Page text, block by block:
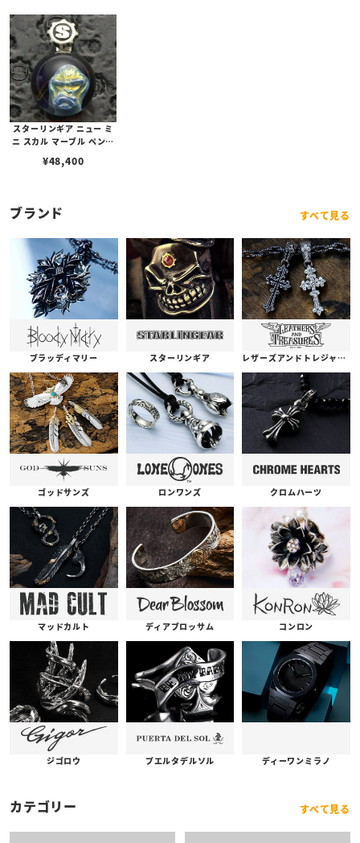
スターリンギア ニュー ミ
ニ スカル マーブル ペンダ
¥48,400
ブランド すべて見る
ブラッディマリー スターリンギア レザーズアンドトレジャーズ
ゴッドサンズ ロンワンズ クロムハーツ
マッドカルト ディアブロッサム コンロン
ジゴロウ プエルタデルソル ディーワンミラノ
カテゴリー すべて見る